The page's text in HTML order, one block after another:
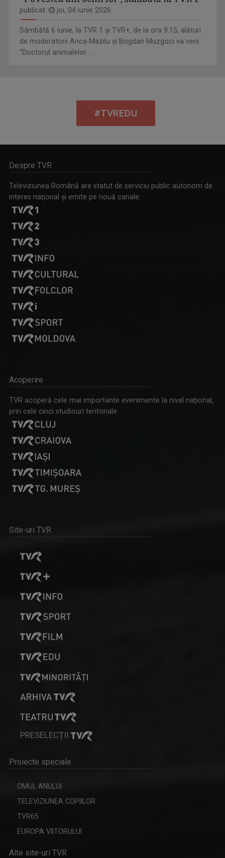
publicat: joi, 04 iunie 2026
Sâmbătă 6 iunie, la TVR 1 și TVR+, de la ora 9:15, alături
de moderatorii Anca Mazilu şi Bogdan Muzgoci va veni
“Doctorul animalelor ...
#TVREDU
Despre TVR
Televiziunea Română are statut de serviciu public autonom de
interes naţional şi emite pe nouă canale:
Acoperire
TVR acoperă cele mai importante evenimente la nivel naţional,
prin cele cinci studiouri teritoriale:
Site-uri TVR
PRESELECȚII
Proiecte speciale
OMUL ANULUI
TELEVIZIUNEA COPIILOR
TVR65
EUROPA VIITORULUI
Alte site-uri TVR